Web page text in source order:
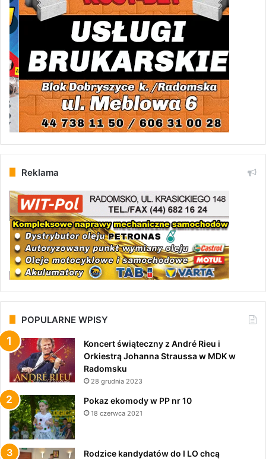
Reklama
POPULARNE WPISY
Koncert świąteczny z André Rieu i
Orkiestrą Johanna Straussa w MDK w
Radomsku
28 grudnia 2023
Pokaz ekomody w PP nr 10
18 czerwca 2021
Rodzice kandydatów do I LO chcą